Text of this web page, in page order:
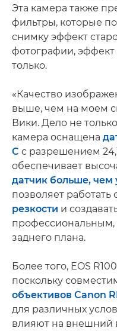
Эта камера также
фильтры, которые
снимку эффект
фотографии,
только.
«Качество
выше, чем на моем
Вики. Дело не
камера оснащена
C с разрешением
обеспечивает
датчик больше, чем
позволяет
резкости и
заднего плана.
Более того, EOS
поскольку
объективов Canon
для различных
влияют на внешний